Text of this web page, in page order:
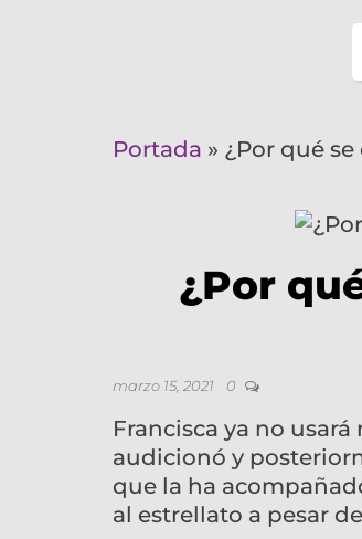
Portada » ¿Por qué
¿Por
marzo 15, 2021 0
Francisca ya no
audicionó y
que la ha
al estrellato a pesar